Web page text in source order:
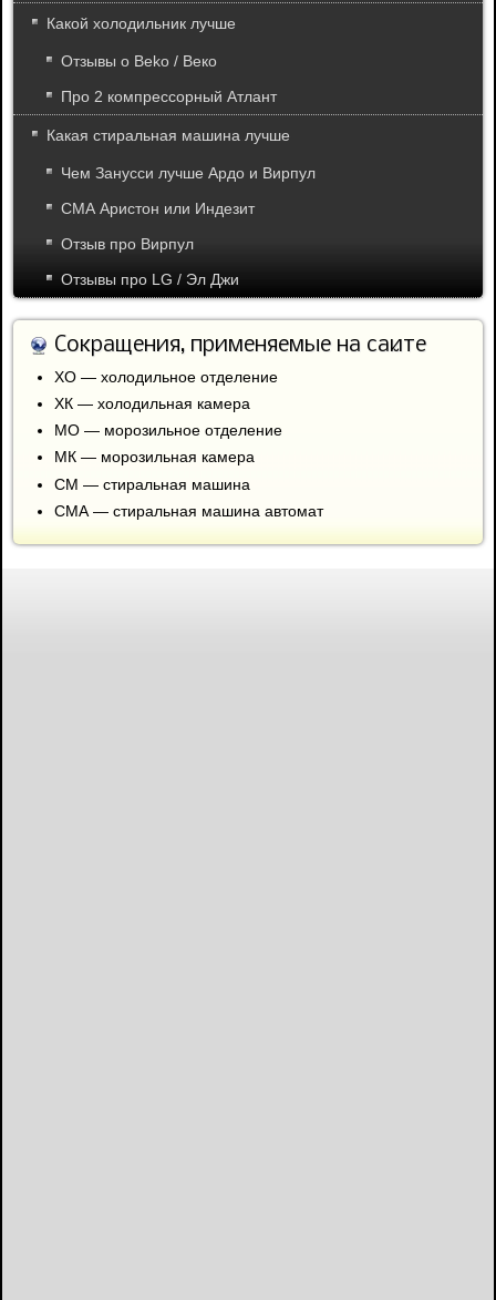
Какой холодильник лучше
Отзывы о Beko / Веко
Про 2 компрессорный Атлант
Какая стиральная машина лучше
Чем Занусси лучше Ардо и Вирпул
СМА Аристон или Индезит
Отзыв про Вирпул
Отзывы про LG / Эл Джи
Сокращения, применяемые на сайте
ХО — холодильное отделение
ХК — холодильная камера
МО — морозильное отделение
МК — морозильная камера
СМ — стиральная машина
СМА — стиральная машина автомат